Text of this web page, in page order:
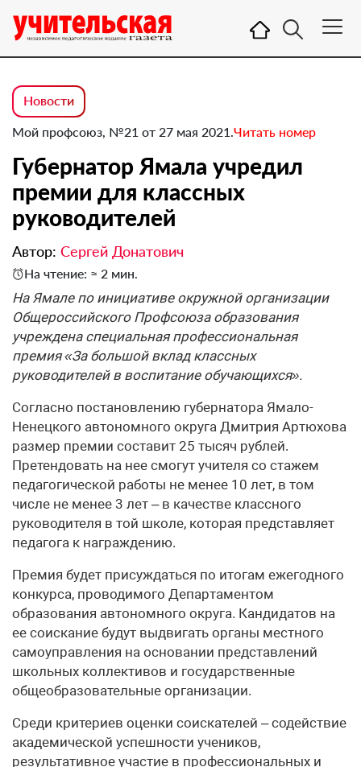
Новости
Мой профсоюз, №21 от 27 мая 2021.Читать номер
Губернатор Ямала учредил
премии для классных
руководителей
Автор: Сергей Донатович
На чтение: ≈ 2 мин.
На Ямале по инициативе окружной организации
Общероссийского Профсоюза образования
учреждена специальная профессиональная
премия «За большой вклад классных
руководителей в воспитание обучающихся».
Согласно постановлению губернатора Ямало-
Ненецкого автономного округа Дмитрия Артюхова
размер премии составит 25 тысяч рублей.
Претендовать на нее смогут учителя со стажем
педагогической работы не менее 10 лет, в том
числе не менее 3 лет – в качестве классного
руководителя в той школе, которая представляет
педагога к награждению.
Премия будет присуждаться по итогам ежегодного
конкурса, проводимого Департаментом
образования автономного округа. Кандидатов на
ее соискание будут выдвигать органы местного
самоуправления на основании представлений
школьных коллективов и государственные
общеобразовательные организации.
Среди критериев оценки соискателей – содействие
академической успешности учеников,
результативное участие в профессиональных и